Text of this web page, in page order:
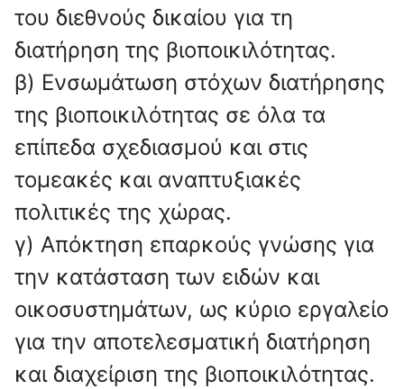
του διεθνούς δικαίου για τη
διατήρηση της βιοποικιλότητας.
β) Ενσωμάτωση στόχων διατήρησης
της βιοποικιλότητας σε όλα τα
επίπεδα σχεδιασμού και στις
τομεακές και αναπτυξιακές
πολιτικές της χώρας.
γ) Απόκτηση επαρκούς γνώσης για
την κατάσταση των ειδών και
οικοσυστημάτων, ως κύριο εργαλείο
για την αποτελεσματική διατήρηση
και διαχείριση της βιοποικιλότητας.